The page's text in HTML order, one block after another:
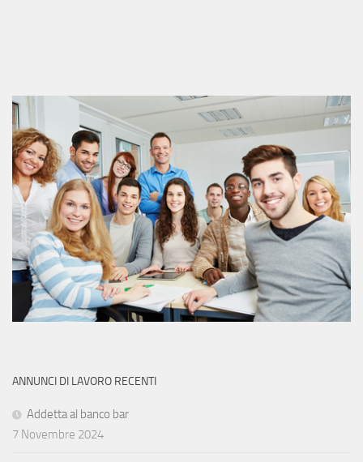
ANNUNCI DI LAVORO RECENTI
Addetta al banco bar
7 Novembre 2024